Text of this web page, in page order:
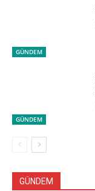
GÜNDEM
GÜNDEM
GÜNDEM